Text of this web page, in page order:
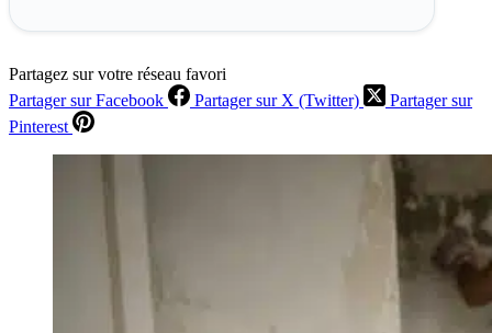
Partagez sur votre réseau favori
Partager sur Facebook
Partager sur X (Twitter)
Partager sur
Pinterest